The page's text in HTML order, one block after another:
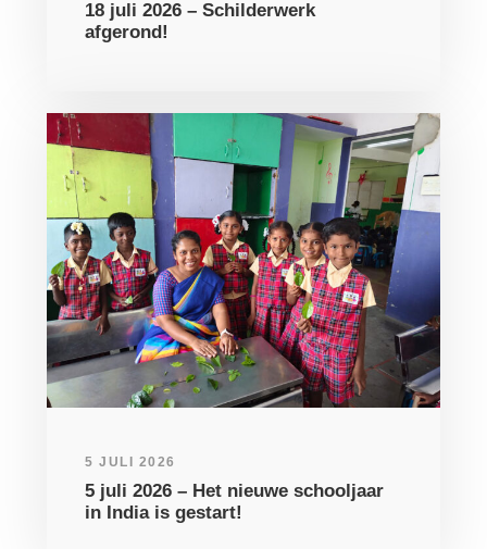
18 juli 2026 – Schilderwerk
afgerond!
5 JULI 2026
5 juli 2026 – Het nieuwe schooljaar
in India is gestart!